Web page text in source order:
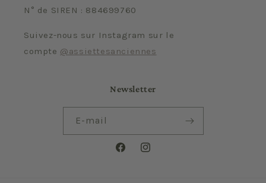
N° de SIREN : 884699760
Suivez-nous sur Instagram sur le
compte @assiettesanciennes
Newsletter
E-mail
FacebookInstagram